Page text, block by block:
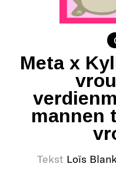
Meta x
mannen
Tekst Loïs Blank